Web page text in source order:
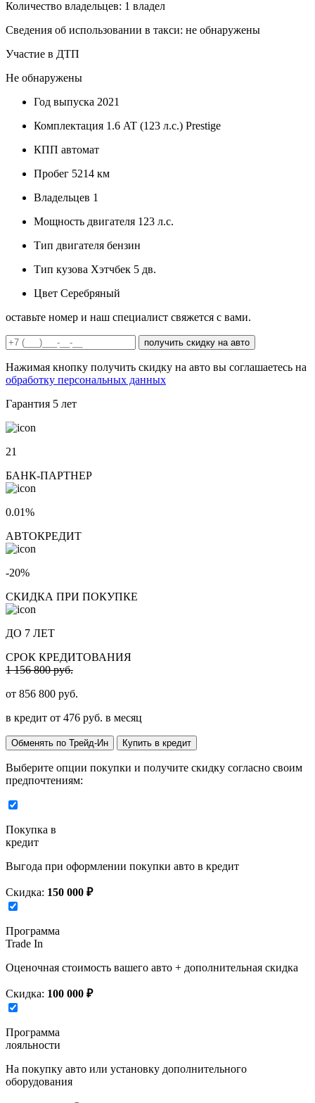
Количество владельцев: 1 владел
Сведения об использовании в такси: не обнаружены
Участие в ДТП
Не обнаружены
Год выпуска 2021
Комплектация 1.6 AT (123 л.с.) Prestige
КПП автомат
Пробег 5214 км
Владельцев 1
Мощность двигателя 123 л.с.
Тип двигателя бензин
Тип кузова Хэтчбек 5 дв.
Цвет Серебряный
оставьте номер и наш специалист свяжется с вами.
получить скидку на авто
Нажимая кнопку получить скидку на авто вы соглашаетесь на
обработку персональных данных
Гарантия 5 лет
21
БАНК-ПАРТНЕР
0.01%
АВТОКРЕДИТ
-20%
СКИДКА ПРИ ПОКУПКЕ
ДО 7 ЛЕТ
СРОК КРЕДИТОВАНИЯ
1 156 800 руб.
от 856 800 руб.
в кредит от 476 руб. в месяц
Обменять по Трейд-Ин Купить в кредит
Выберите опции покупки и получите скидку согласно своим
предпочтениям:
Покупка в
кредит
Выгода при оформлении покупки авто в кредит
Скидка: 150 000 ₽
Программа
Trade In
Оценочная стоимость вашего авто + дополнительная скидка
Скидка: 100 000 ₽
Программа
лояльности
На покупку авто или установку дополнительного
оборудования